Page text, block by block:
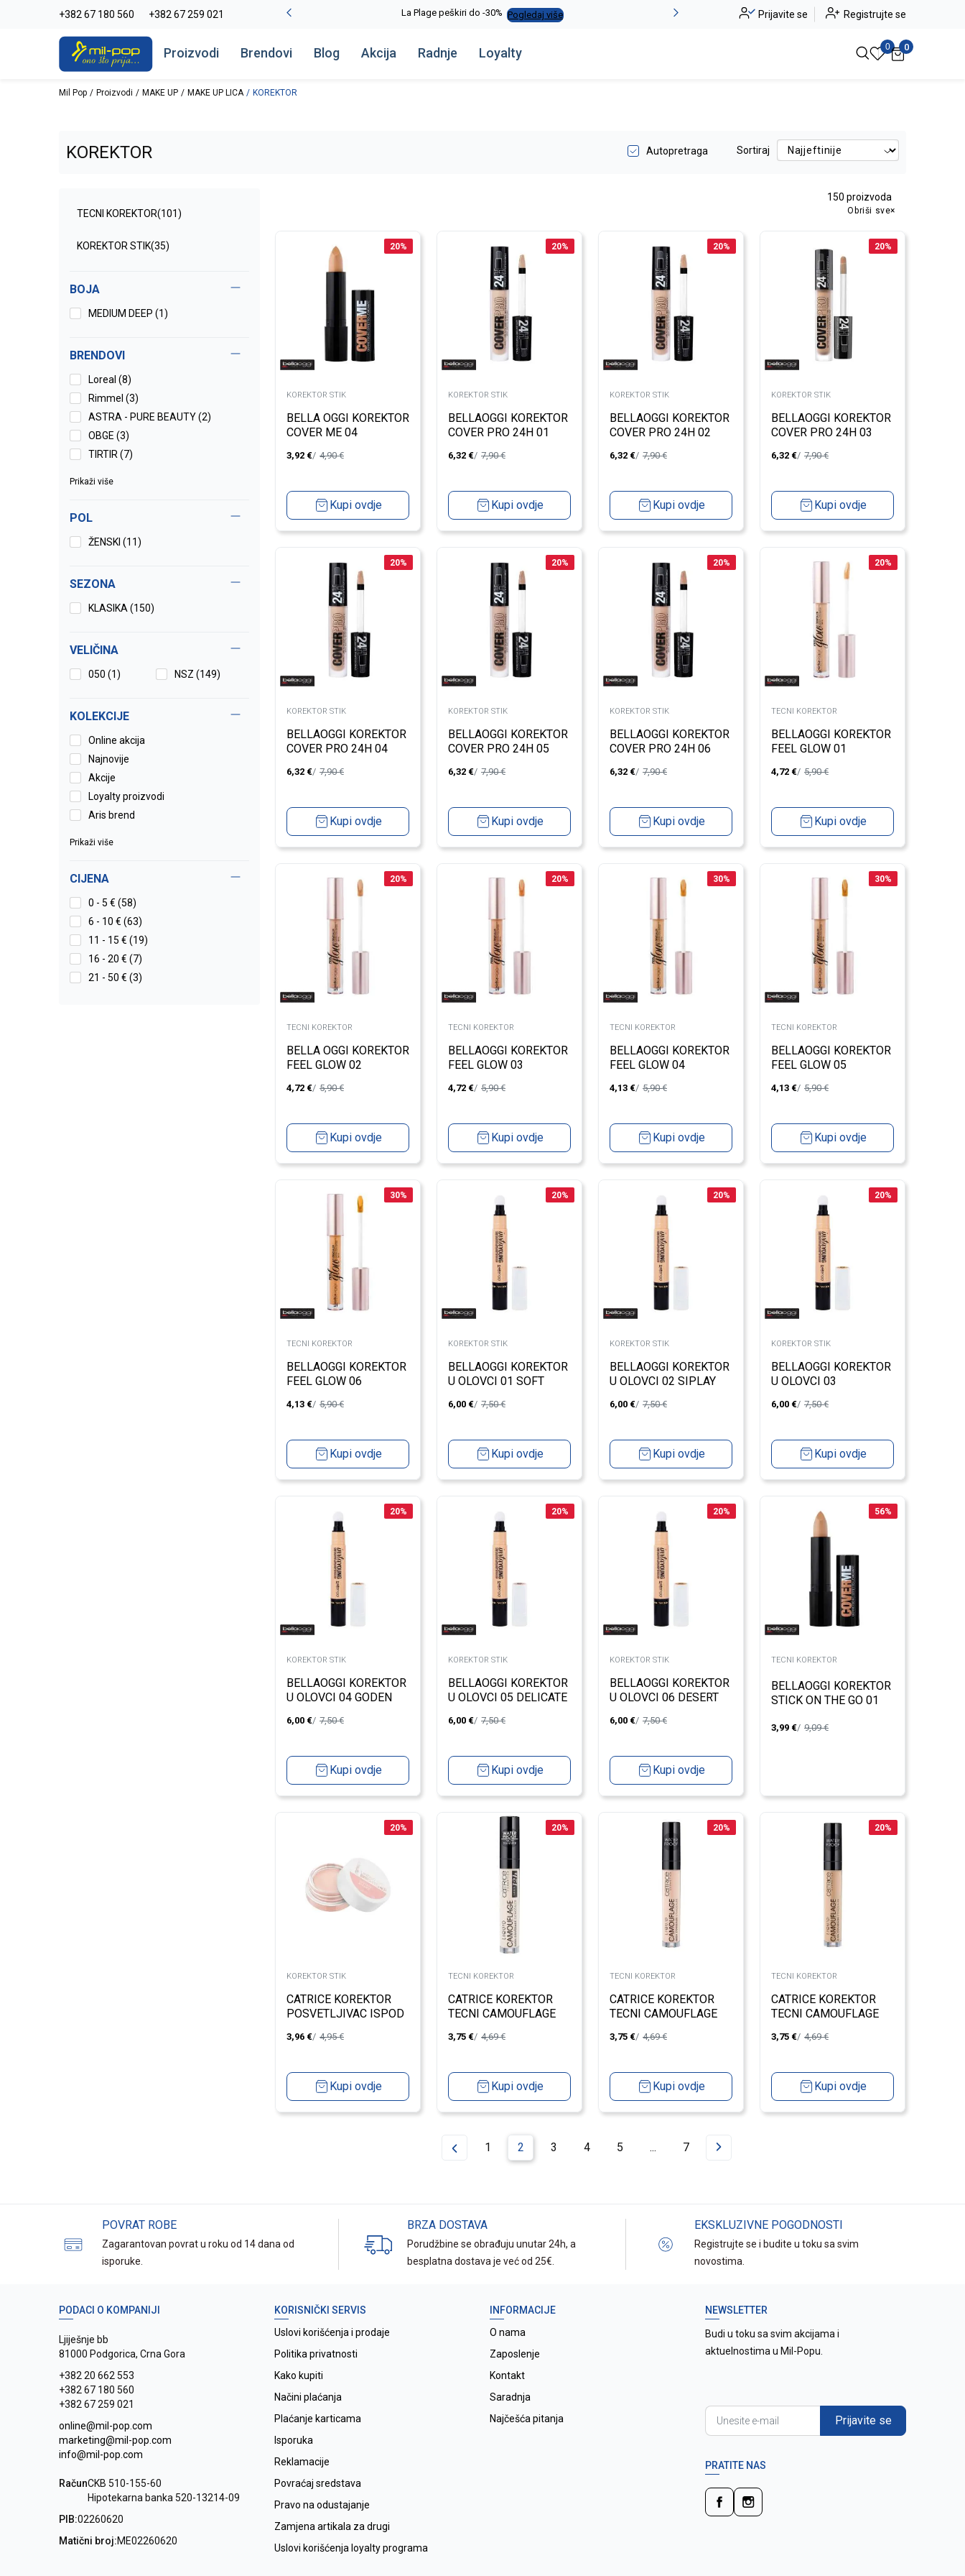
+382 67 180 560 +382 67 259 021
-20% na kompletan asortiman Pogledaj više La Plage peškiri do -30% Pogledaj više Alma Ras do -50% Pogledaj više
Prijavite se Registrujte se
Proizvodi Brendovi Blog Akcija Radnje Loyalty 0 0
Mil Pop Proizvodi MAKE UP MAKE UP LICA KOREKTOR
KOREKTOR Autopretraga Sortiraj
TECNI KOREKTOR(101)
KOREKTOR STIK(35)
BOJA
MEDIUM DEEP (1)
BRENDOVI
Loreal (8)
Rimmel (3)
ASTRA - PURE BEAUTY (2)
OBGE (3)
TIRTIR (7)
Prikaži više
POL
ŽENSKI (11)
SEZONA
KLASIKA (150)
VELIČINA
050 (1) NSZ (149)
KOLEKCIJE
Online akcija
Najnovije
Akcije
Loyalty proizvodi
Aris brend
Prikaži više
CIJENA
0 - 5 € (58)
6 - 10 € (63)
11 - 15 € (19)
16 - 20 € (7)
21 - 50 € (3)
150 proizvoda
Obriši sve
20%
KOREKTOR STIK
BELLA OGGI KOREKTOR
COVER ME 04
3,92 € 4,90€
Kupi ovdje
20%
KOREKTOR STIK
BELLAOGGI KOREKTOR
COVER PRO 24H 01
6,32 € 7,90€
Kupi ovdje
20%
KOREKTOR STIK
BELLAOGGI KOREKTOR
COVER PRO 24H 02
6,32 € 7,90€
Kupi ovdje
20%
KOREKTOR STIK
BELLAOGGI KOREKTOR
COVER PRO 24H 03
6,32 € 7,90€
Kupi ovdje
20%
KOREKTOR STIK
BELLAOGGI KOREKTOR
COVER PRO 24H 04
6,32 € 7,90€
Kupi ovdje
20%
KOREKTOR STIK
BELLAOGGI KOREKTOR
COVER PRO 24H 05
6,32 € 7,90€
Kupi ovdje
20%
KOREKTOR STIK
BELLAOGGI KOREKTOR
COVER PRO 24H 06
6,32 € 7,90€
Kupi ovdje
20%
TECNI KOREKTOR
BELLAOGGI KOREKTOR
FEEL GLOW 01
4,72 € 5,90€
Kupi ovdje
20%
TECNI KOREKTOR
BELLA OGGI KOREKTOR
FEEL GLOW 02
4,72 € 5,90€
Kupi ovdje
20%
TECNI KOREKTOR
BELLAOGGI KOREKTOR
FEEL GLOW 03
4,72 € 5,90€
Kupi ovdje
30%
TECNI KOREKTOR
BELLAOGGI KOREKTOR
FEEL GLOW 04
4,13 € 5,90€
Kupi ovdje
30%
TECNI KOREKTOR
BELLAOGGI KOREKTOR
FEEL GLOW 05
4,13 € 5,90€
Kupi ovdje
30%
TECNI KOREKTOR
BELLAOGGI KOREKTOR
FEEL GLOW 06
4,13 € 5,90€
Kupi ovdje
20%
KOREKTOR STIK
BELLAOGGI KOREKTOR
U OLOVCI 01 SOFT
6,00 € 7,50€
Kupi ovdje
20%
KOREKTOR STIK
BELLAOGGI KOREKTOR
U OLOVCI 02 SIPLAY
6,00 € 7,50€
Kupi ovdje
20%
KOREKTOR STIK
BELLAOGGI KOREKTOR
U OLOVCI 03
6,00 € 7,50€
Kupi ovdje
20%
KOREKTOR STIK
BELLAOGGI KOREKTOR
U OLOVCI 04 GODEN
6,00 € 7,50€
Kupi ovdje
20%
KOREKTOR STIK
BELLAOGGI KOREKTOR
U OLOVCI 05 DELICATE
6,00 € 7,50€
Kupi ovdje
20%
KOREKTOR STIK
BELLAOGGI KOREKTOR
U OLOVCI 06 DESERT
6,00 € 7,50€
Kupi ovdje
56%
TECNI KOREKTOR
BELLAOGGI KOREKTOR
STICK ON THE GO 01
3,99 € 9,09€
20%
KOREKTOR STIK
CATRICE KOREKTOR
POSVETLJIVAC ISPOD
3,96 € 4,95€
Kupi ovdje
20%
TECNI KOREKTOR
CATRICE KOREKTOR
TECNI CAMOUFLAGE
3,75 € 4,69€
Kupi ovdje
20%
TECNI KOREKTOR
CATRICE KOREKTOR
TECNI CAMOUFLAGE
3,75 € 4,69€
Kupi ovdje
20%
TECNI KOREKTOR
CATRICE KOREKTOR
TECNI CAMOUFLAGE
3,75 € 4,69€
Kupi ovdje
1 2 3 4 5 ... 7
POVRAT ROBE
Zagarantovan povrat u roku od 14 dana od
isporuke.
BRZA DOSTAVA
Porudžbine se obrađuju unutar 24h, a
besplatna dostava je već od 25€.
EKSKLUZIVNE POGODNOSTI
Registrujte se i budite u toku sa svim
novostima.
PODACI O KOMPANIJI
Ljiješnje bb
81000 Podgorica, Crna Gora
+382 20 662 553
+382 67 180 560
+382 67 259 021
online@mil-pop.com
marketing@mil-pop.com
info@mil-pop.com
RačunCKB 510-155-60
Hipotekarna banka 520-13214-09
PIB:02260620
Matični broj:ME02260620
KORISNIČKI SERVIS
Uslovi korišćenja i prodaje
Politika privatnosti
Kako kupiti
Načini plaćanja
Plaćanje karticama
Isporuka
Reklamacije
Povraćaj sredstava
Pravo na odustajanje
Zamjena artikala za drugi
Uslovi korišćenja loyalty programa
INFORMACIJE
O nama
Zaposlenje
Kontakt
Saradnja
Najčešća pitanja
NEWSLETTER
Budi u toku sa svim akcijama i
aktuelnostima u Mil-Popu.
Prijavite se
PRATITE NAS